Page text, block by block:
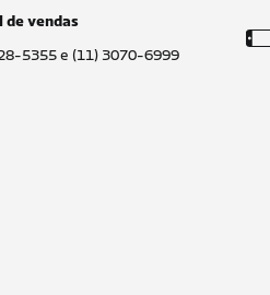
de vendas
5355 e (11) 3070-6999